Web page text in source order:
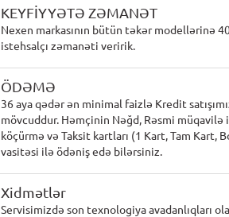
KEYFİYYƏTƏ ZƏMANƏT
Nexen markasının bütün təkər modellərinə
istehsalçı zəmanəti veririk.
ÖDƏMƏ
36 aya qədər ən minimal faizlə Kredit
mövcuddur. Həmçinin Nəğd, Rəsmi müqavilə
köçürmə və Taksit kartları (1 Kart, Tam Kart,
vasitəsi ilə ödəniş edə bilərsiniz.
Xidmətlər
Servisimizdə son texnologiya avadanlıqları